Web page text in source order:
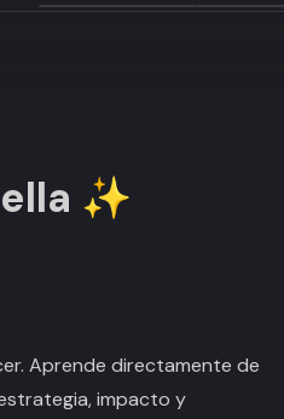
✨
Aprende directamente de
impacto y